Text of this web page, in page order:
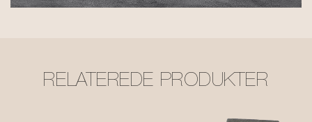
RELATEREDE PRODUKTER